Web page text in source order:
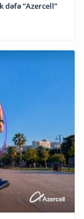
dəfə “Azercell”